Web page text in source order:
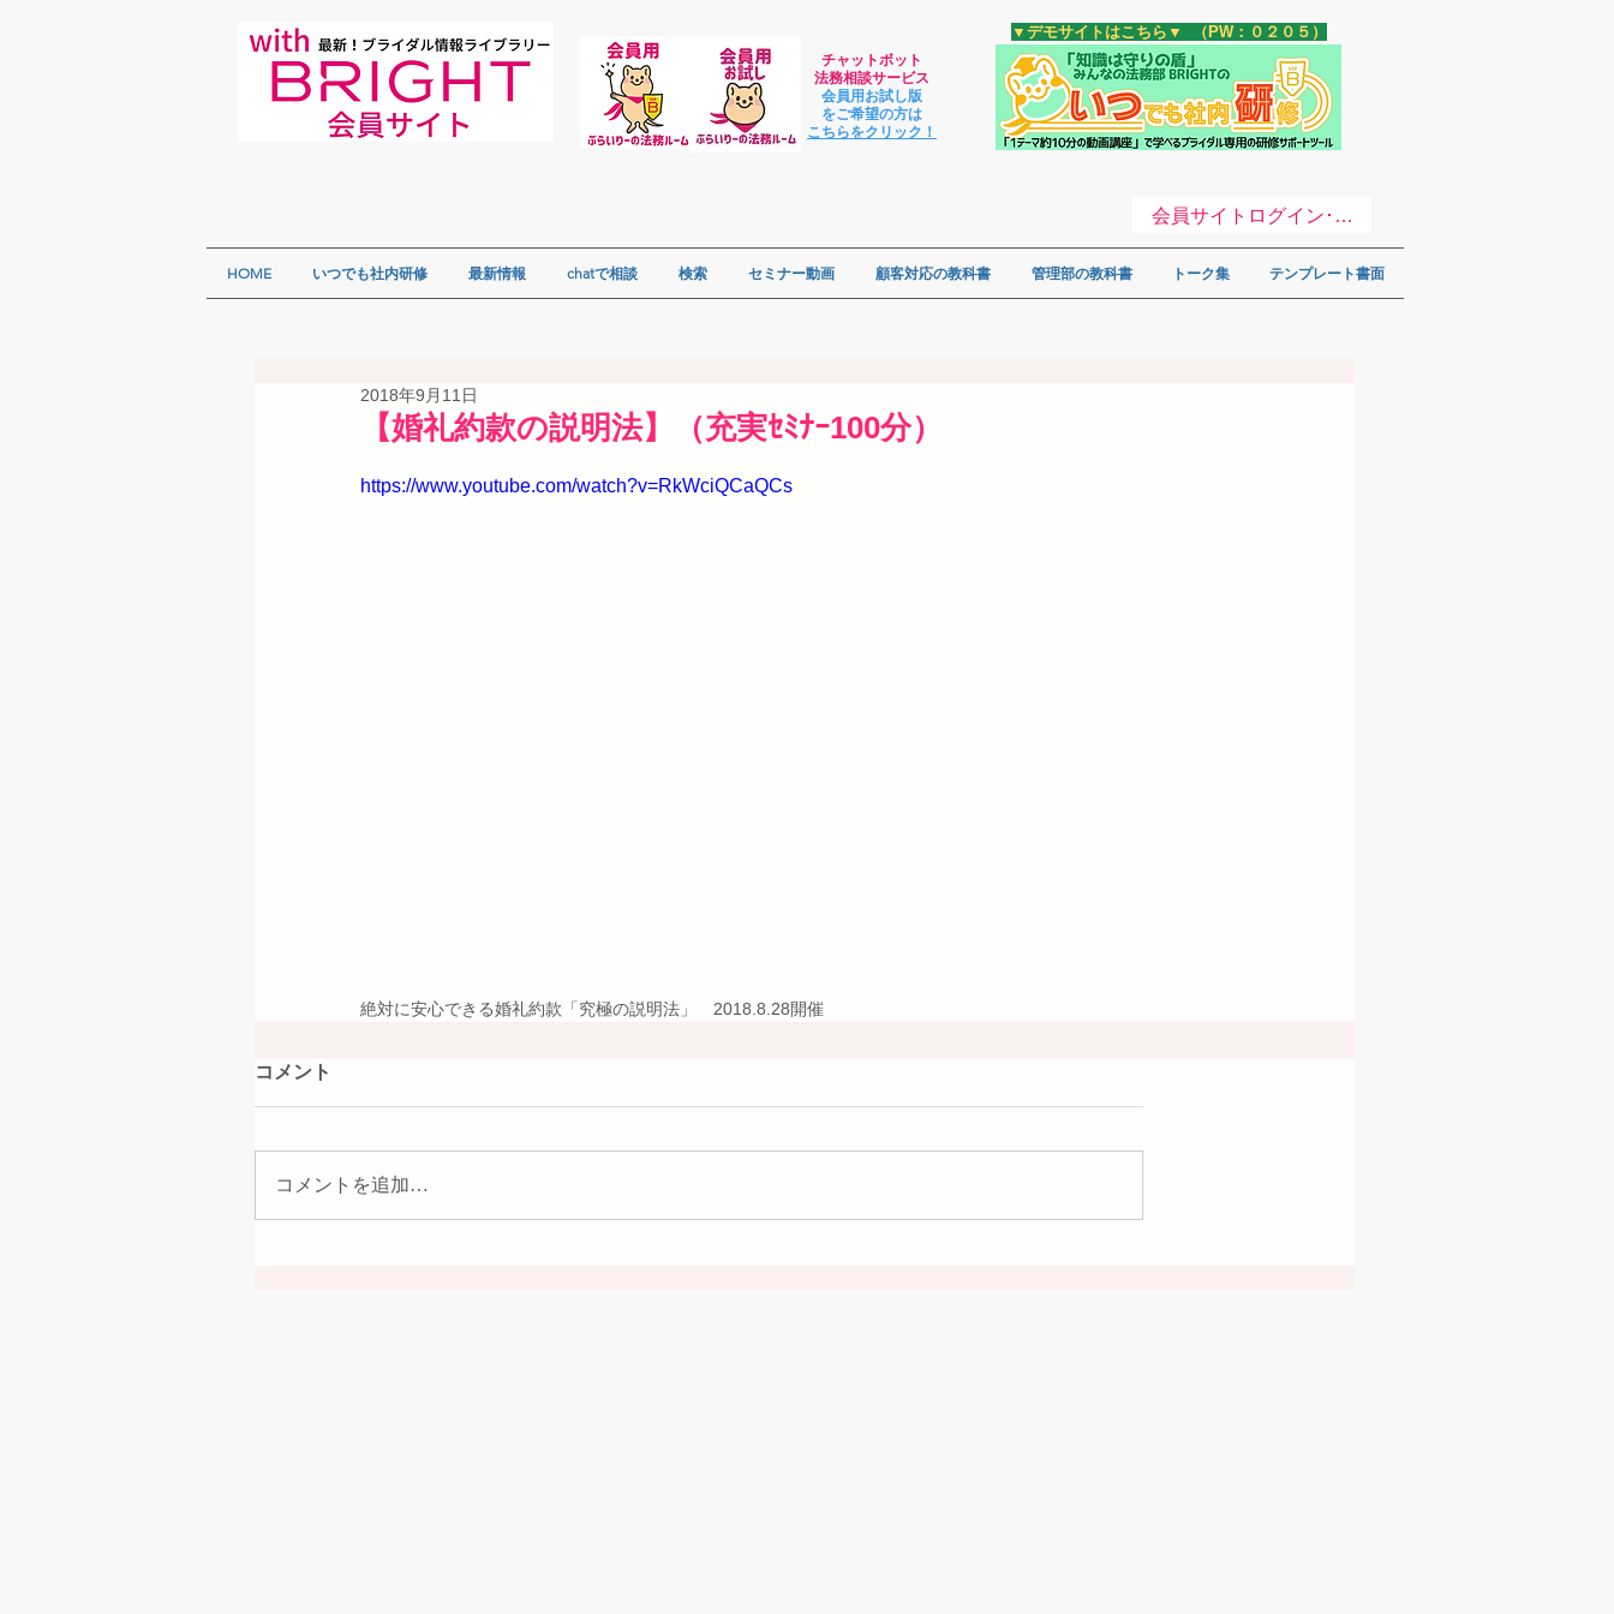
チャットボット
法務相談サービス
会員用お試し版
をご希望の方は
​こちらをクリック！
​▼デモサイトはこちら▼ （PW：０２０５）
HOME いつでも社内研修 最新情報 chatで相談 検索 セミナー動画 顧客対応の教科書 管理部の教科書 トーク集 テンプレート書面
【婚礼約款の説明法】（充実ｾﾐﾅｰ100分）
2018年9月11日
https://www.youtube.com/watch?v=RkWciQCaQCs
絶対に安心できる婚礼約款「究極の説明法」　2018.8.28開催
コメント
コメントを追加…